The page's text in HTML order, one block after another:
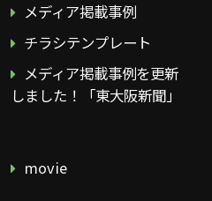
メディア掲載事例
チラシテンプレート
メディア掲載事例を更新
しました！「東大阪新聞」
movie